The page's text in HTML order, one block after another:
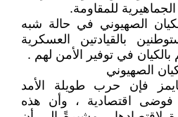
للمقاومة.
الصهيوني في حالة شبه
بالقيادتين العسكرية
بالكيان في توفير الأمن لهم .
فإن حرب طويلة الأمد
اقتصادية ، وأن هذه